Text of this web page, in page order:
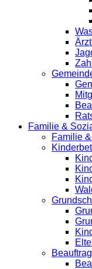
Familie &
Familie